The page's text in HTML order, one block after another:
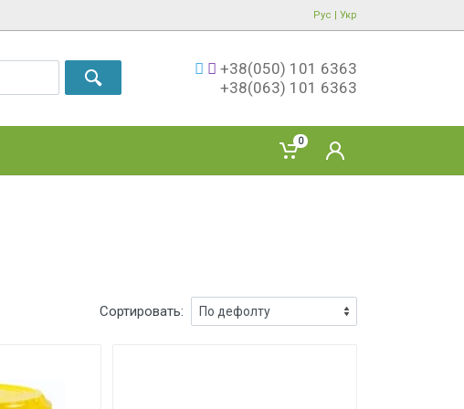
Рус | Укр
+38(050) 101 6363
+38(063) 101 6363
0
Сортировать: